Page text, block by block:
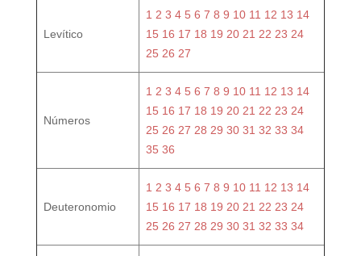
Levítico
1 2 3 4 5 6 7 8 9 10 11 12 13 14
15 16 17 18 19 20 21 22 23 24
25 26 27
Números
1 2 3 4 5 6 7 8 9 10 11 12 13 14
15 16 17 18 19 20 21 22 23 24
25 26 27 28 29 30 31 32 33 34
35 36
Deuteronomio
1 2 3 4 5 6 7 8 9 10 11 12 13 14
15 16 17 18 19 20 21 22 23 24
25 26 27 28 29 30 31 32 33 34